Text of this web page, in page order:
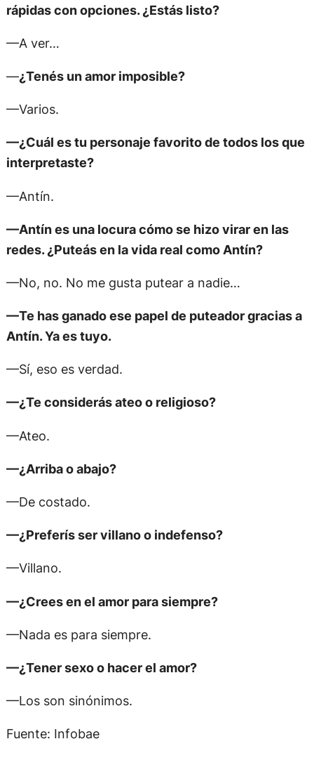
rápidas con opciones. ¿Estás listo?
—A ver…
—¿Tenés un amor imposible?
—Varios.
—¿Cuál es tu personaje favorito de todos los que
interpretaste?
—Antín.
—Antín es una locura cómo se hizo virar en las
redes. ¿Puteás en la vida real como Antín?
—No, no. No me gusta putear a nadie…
—Te has ganado ese papel de puteador gracias a
Antín. Ya es tuyo.
—Sí, eso es verdad.
—¿Te considerás ateo o religioso?
—Ateo.
—¿Arriba o abajo?
—De costado.
—¿Preferís ser villano o indefenso?
—Villano.
—¿Crees en el amor para siempre?
—Nada es para siempre.
—¿Tener sexo o hacer el amor?
—Los son sinónimos.
Fuente: Infobae